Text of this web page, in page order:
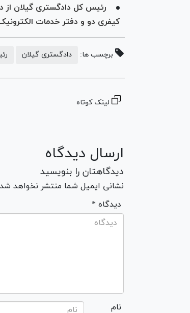
رئیس کل دادگستری گیلان از
کیفری دو و دفتر خدمات
برچسب ها: دادگستری گیلان
لینک کوتاه
ارسال دیدگاه
دیدگاهتان را بنویسید
نشانی ایمیل شما منتشر نخواهد
* دیدگاه
نام